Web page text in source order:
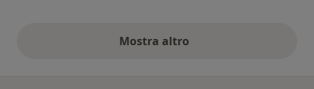
Mostra altroopinioni di cui sopra